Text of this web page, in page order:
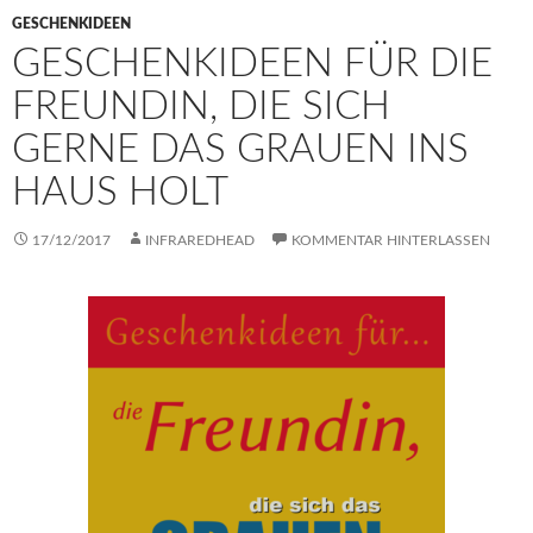
GESCHENKIDEEN
GESCHENKIDEEN FÜR DIE
FREUNDIN, DIE SICH
GERNE DAS GRAUEN INS
HAUS HOLT
17/12/2017 INFRAREDHEAD KOMMENTAR HINTERLASSEN